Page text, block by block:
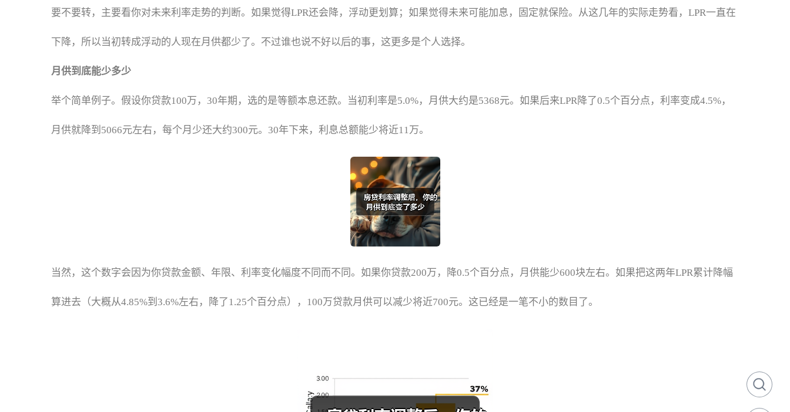
要不要转，主要看你对未来利率走势的判断。如果觉得LPR还会降，浮动更划算；如果觉得未来可能加息，固定就保险。从这几年的实际走势看，LPR一直在
下降，所以当初转成浮动的人现在月供都少了。不过谁也说不好以后的事，这更多是个人选择。
月供到底能少多少
举个简单例子。假设你贷款100万，30年期，选的是等额本息还款。当初利率是5.0%，月供大约是5368元。如果后来LPR降了0.5个百分点，利率变成4.5%，
月供就降到5066元左右，每个月少还大约300元。30年下来，利息总额能少将近11万。
当然，这个数字会因为你贷款金额、年限、利率变化幅度不同而不同。如果你贷款200万，降0.5个百分点，月供能少600块左右。如果把这两年LPR累计降幅
算进去（大概从4.85%到3.6%左右，降了1.25个百分点），100万贷款月供可以减少将近700元。这已经是一笔不小的数目了。